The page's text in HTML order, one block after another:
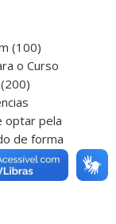
(100)
o Curso
optar pela
de forma
Pós-